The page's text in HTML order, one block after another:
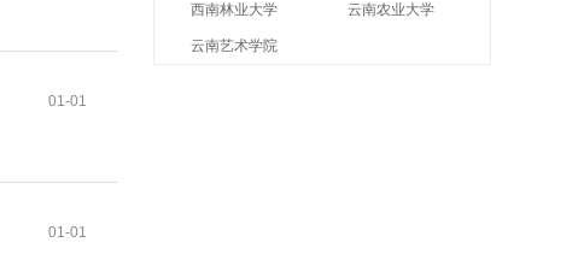
西南林业大学 云南农业大学
云南艺术学院
01-01
01-01